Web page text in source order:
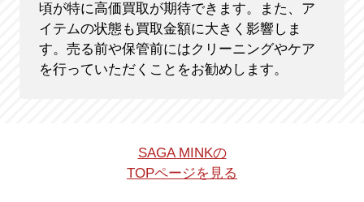
頃が特に高価買取が期待できます。また、ア
イテムの状態も買取金額に大きく影響しま
す。売る前や保管前にはクリーニングやケア
を行っていただくことをお勧めします。
SAGA MINKの
TOPページを見る